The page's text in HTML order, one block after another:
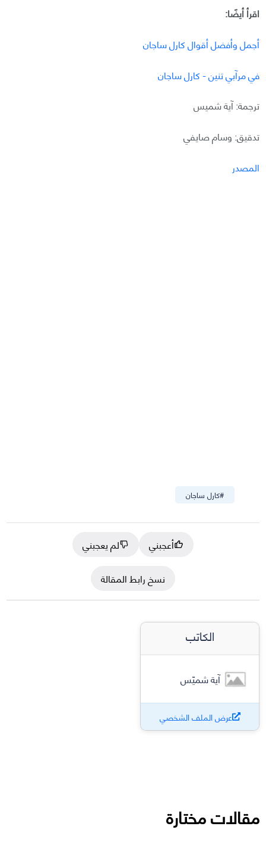
اقرأ أيضًا:
أجمل وأفضل أقوال كارل ساجان
في مرآبي تنين - كارل ساجان
ترجمة: آية شميس
تدقيق: وسام صايفي
المصدر
#كارل ساجان
أعجبني
لم يعجبني
نسخ رابط المقالة
الكاتب
آية شميّس
عرض الملف الشخصي
مقالات مختارة